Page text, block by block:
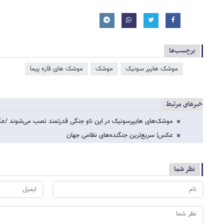
برچسب‌ها
موشک هایپر سونیک موشک موشک های قاره پیما
خبرهای مرتبط
موشک‌های هایپرسونیک در این ناو جنگی قدرتمند نصب می‌شوند
عکس| سریع‌ترین جنگنده‌های نظامی جهان
نظر شما